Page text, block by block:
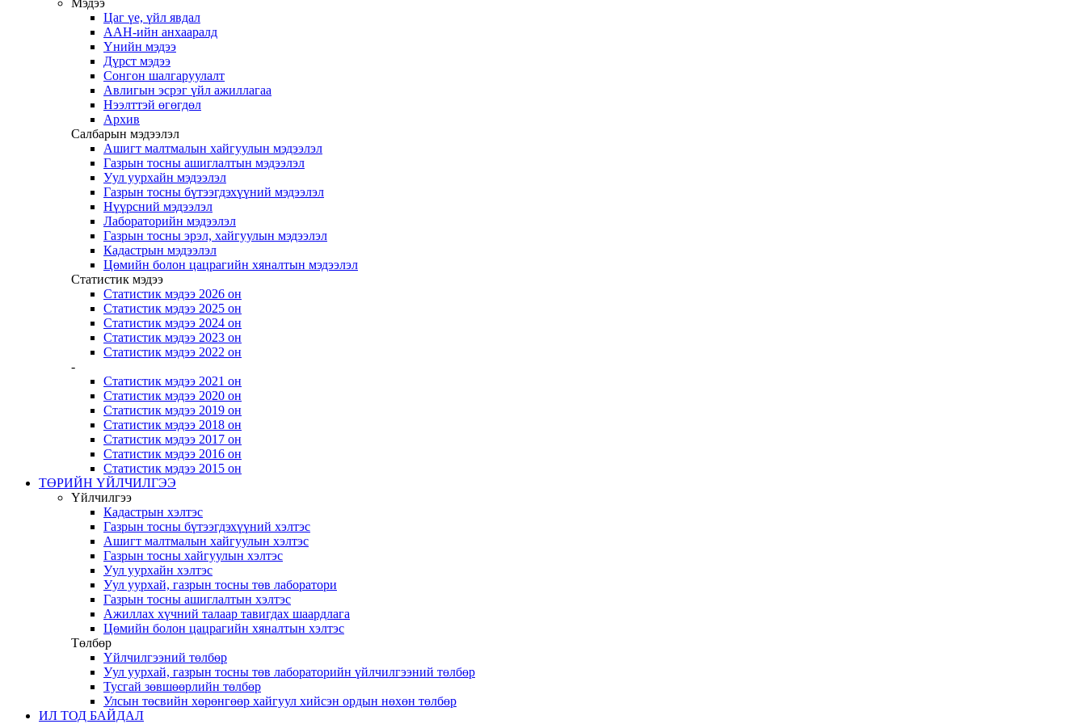
Мэдээ
Цаг үе, үйл явдал
ААН-ийн анхааралд
Үнийн мэдээ
Дүрст мэдээ
Сонгон шалгаруулалт
Авлигын эсрэг үйл ажиллагаа
Нээлттэй өгөгдөл
Архив
Салбарын мэдээлэл
Ашигт малтмалын хайгуулын мэдээлэл
Газрын тосны ашиглалтын мэдээлэл
Уул уурхайн мэдээлэл
Газрын тосны бүтээгдэхүүний мэдээлэл
Нүүрсний мэдээлэл
Лабораторийн мэдээлэл
Газрын тосны эрэл, хайгуулын мэдээлэл
Кадастрын мэдээлэл
Цөмийн болон цацрагийн хяналтын мэдээлэл
Статистик мэдээ
Статистик мэдээ 2026 он
Статистик мэдээ 2025 он
Статистик мэдээ 2024 он
Статистик мэдээ 2023 он
Статистик мэдээ 2022 он
-
Статистик мэдээ 2021 он
Статистик мэдээ 2020 он
Статистик мэдээ 2019 он
Статистик мэдээ 2018 он
Статистик мэдээ 2017 он
Статистик мэдээ 2016 он
Статистик мэдээ 2015 он
ТӨРИЙН ҮЙЛЧИЛГЭЭ
Үйлчилгээ
Кадастрын хэлтэс
Газрын тосны бүтээгдэхүүний хэлтэс
Ашигт малтмалын хайгуулын хэлтэс
Газрын тосны хайгуулын хэлтэс
Уул уурхайн хэлтэс
Уул уурхай, газрын тосны төв лаборатори
Газрын тосны ашиглалтын хэлтэс
Ажиллах хүчний талаар тавигдах шаардлага
Цөмийн болон цацрагийн хяналтын хэлтэс
Төлбөр
Үйлчилгээний төлбөр
Уул уурхай, газрын тосны төв лабораторийн үйлчилгээний төлбөр
Тусгай зөвшөөрлийн төлбөр
Улсын төсвийн хөрөнгөөр хайгуул хийсэн ордын нөхөн төлбөр
ИЛ ТОД БАЙДАЛ